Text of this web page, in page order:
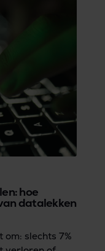
hoe
datalekken
om: slechts 7%